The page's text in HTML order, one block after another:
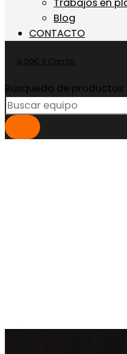
Blog
CONTACTO
0,00€ 0 Carrito
Búsqueda de productos